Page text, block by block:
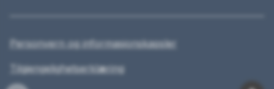
Personvern og informasjonskapsler
Tilgjengelighetserklæring